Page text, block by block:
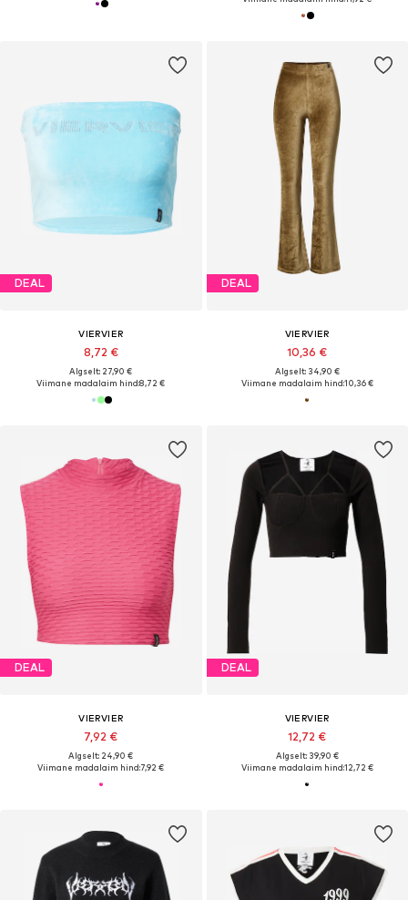
DEAL
VIERVIER
8,72 €
Algselt: 27,90 €
Viimane madalaim hind:8,72 €
DEAL
VIERVIER
10,36 €
Algselt: 34,90 €
Viimane madalaim hind:10,36 €
DEAL
VIERVIER
7,92 €
Algselt: 24,90 €
Viimane madalaim hind:7,92 €
DEAL
VIERVIER
12,72 €
Algselt: 39,90 €
Viimane madalaim hind:12,72 €